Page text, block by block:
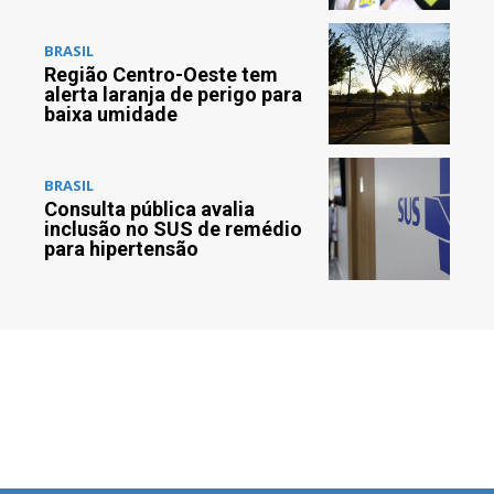
BRASIL
Região Centro-Oeste tem
alerta laranja de perigo para
baixa umidade
BRASIL
Consulta pública avalia
inclusão no SUS de remédio
para hipertensão